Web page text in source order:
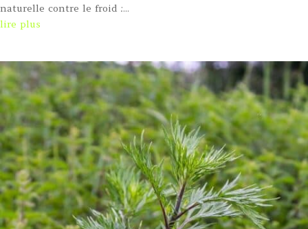
naturelle contre le froid :...
lire plus